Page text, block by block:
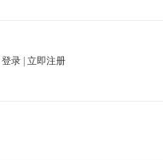
登录| 立即注册